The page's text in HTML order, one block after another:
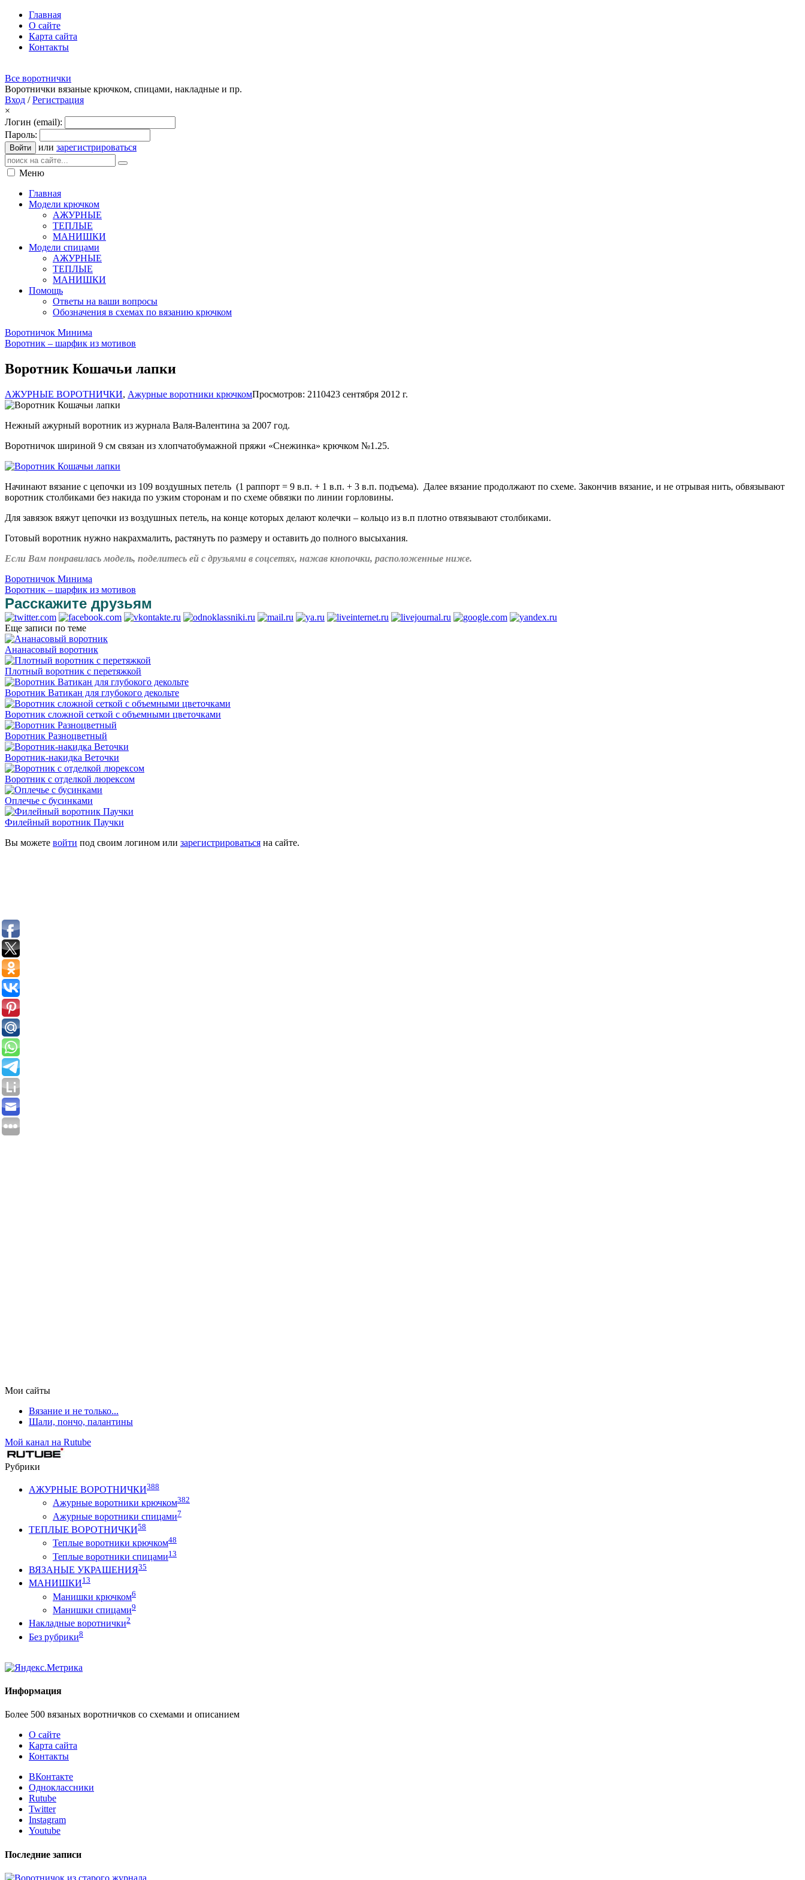
Главная
О сайте
Карта сайта
Контакты
Все воротнички
Воротнички вязаные крючком, спицами, накладные и пр.
Вход /Регистрация
×
Логин (email):
Пароль:
Войти или зарегистрироваться
Меню
Главная
Модели крючком
АЖУРНЫЕ
ТЕПЛЫЕ
МАНИШКИ
Модели спицами
АЖУРНЫЕ
ТЕПЛЫЕ
МАНИШКИ
Помощь
Ответы на ваши вопросы
Обозначения в схемах по вязанию крючком
Воротничок Минима
Воротник – шарфик из мотивов
Воротник Кошачьи лапки
АЖУРНЫЕ ВОРОТНИЧКИ, Ажурные воротники крючкомПросмотров: 2110423 сентября 2012 г.
Нежный ажурный воротник из журнала Валя-Валентина за 2007 год.
Воротничок шириной 9 см связан из хлопчатобумажной пряжи «Снежинка» крючком №1.25.
Начинают вязание с цепочки из 109 воздушных петель (1 раппорт = 9 в.п. + 1 в.п. + 3 в.п. подъема). Далее вязание продолжают по схеме. Закончив вязание, и не отрывая нить, обвязывают
воротник столбиками без накида по узким сторонам и по схеме обвязки по линии горловины.
Для завязок вяжут цепочки из воздушных петель, на конце которых делают колечки – кольцо из в.п плотно отвязывают столбиками.
Готовый воротник нужно накрахмалить, растянуть по размеру и оставить до полного высыхания.
Если Вам понравилась модель, поделитесь ей с друзьями в соцсетях, нажав кнопочки, расположенные ниже.
Воротничок Минима
Воротник – шарфик из мотивов
Расскажите друзьям
Еще записи по теме
Ананасовый воротник
Плотный воротник с перетяжкой
Воротник Ватикан для глубокого декольте
Воротник сложной сеткой с объемными цветочками
Воротник Разноцветный
Воротник-накидка Веточки
Воротник с отделкой люрексом
Оплечье с бусинками
Филейный воротник Паучки
Вы можете войти под своим логином или зарегистрироваться на сайте.
Мои сайты
Вязание и не только...
Шали, пончо, палантины
Мой канал на Rutube
Рубрики
АЖУРНЫЕ ВОРОТНИЧКИ388
Ажурные воротники крючком382
Ажурные воротники спицами7
ТЕПЛЫЕ ВОРОТНИЧКИ58
Теплые воротники крючком48
Теплые воротники спицами13
ВЯЗАНЫЕ УКРАШЕНИЯ35
МАНИШКИ13
Манишки крючком6
Манишки спицами9
Накладные воротнички2
Без рубрики8
Информация
Более 500 вязаных воротничков со схемами и описанием
О сайте
Карта сайта
Контакты
ВКонтакте
Одноклассники
Rutube
Twitter
Instagram
Youtube
Последние записи